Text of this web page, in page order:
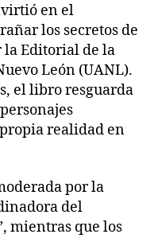
en el
los secretos de
la Editorial de la
León (UANL).
el libro resguarda
realidad en
por la
del
mientras que los